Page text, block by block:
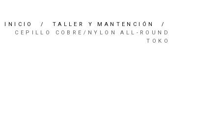
INICIO / TALLER Y MANTENCIÓN
/
CEPILLO COBRE/NYLON ALL-ROUND
TOKO